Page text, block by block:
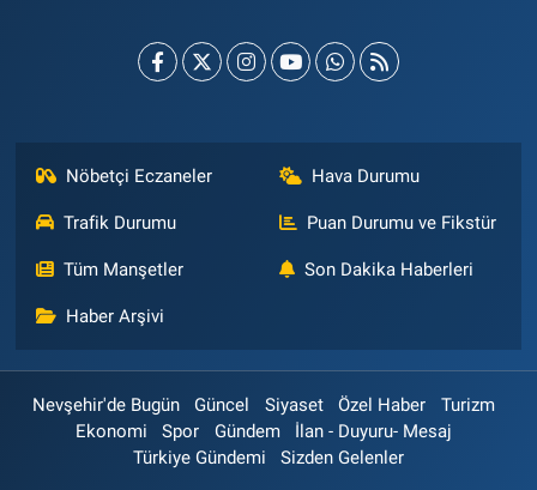
Nöbetçi Eczaneler Hava Durumu
Trafik Durumu Puan Durumu ve Fikstür
Tüm Manşetler Son Dakika Haberleri
Haber Arşivi
Nevşehir'de Bugün Güncel Siyaset Özel Haber
Turizm
Ekonomi
Spor Gündem
İlan - Duyuru- Mesaj
Türkiye Gündemi
Sizden Gelenler